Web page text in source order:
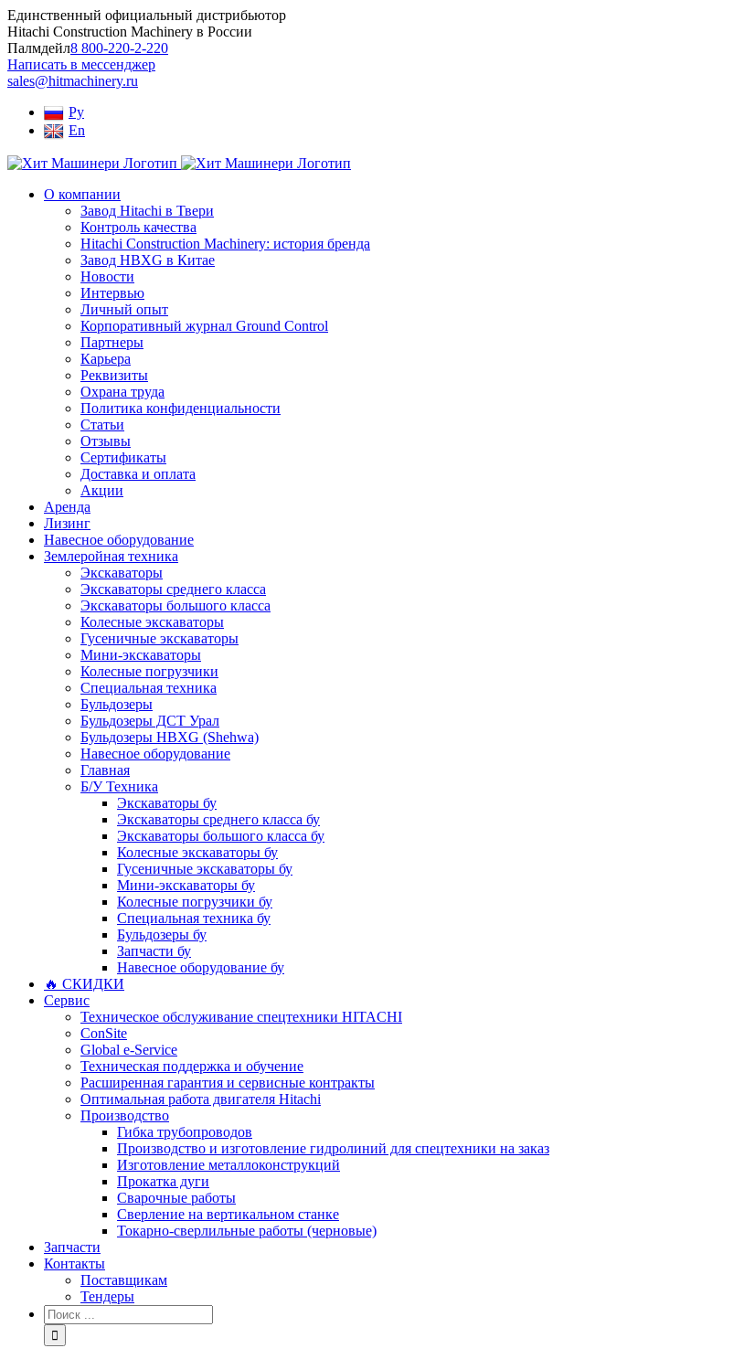
Skip
to
content
Единственный официальный дистрибьютор
Hitachi Construction Machinery в России
Палмдейл8 800-220-2-220
Написать в мессенджер
sales@hitmachinery.ru
Ру
En
О компании
Завод Hitachi в Твери
Контроль качества
Hitachi Construction Machinery: история бренда
Завод HBXG в Китае
Новости
Интервью
Личный опыт
Корпоративный журнал Ground Control
Партнеры
Карьера
Реквизиты
Охрана труда
Политика конфиденциальности
Статьи
Отзывы
Сертификаты
Доставка и оплата
Акции
Аренда
Лизинг
Навесное оборудование
Землеройная техника
Экскаваторы
Экскаваторы среднего класса
Экскаваторы большого класса
Колесные экскаваторы
Гусеничные экскаваторы
Мини-экскаваторы
Колесные погрузчики
Специальная техника
Бульдозеры
Бульдозеры ДСТ Урал
Бульдозеры HBXG (Shehwa)
Навесное оборудование
Главная
Б/У Техника
Экскаваторы бу
Экскаваторы среднего класса бу
Экскаваторы большого класса бу
Колесные экскаваторы бу
Гусеничные экскаваторы бу
Мини-экскаваторы бу
Колесные погрузчики бу
Специальная техника бу
Бульдозеры бу
Запчасти бу
Навесное оборудование бу
🔥 СКИДКИ
Сервис
Техническое обслуживание спецтехники HITACHI
ConSite
Global e-Service
Техническая поддержка и обучение
Расширенная гарантия и сервисные контракты
Оптимальная работа двигателя Hitachi
Производство
Гибка трубопроводов
Производство и изготовление гидролиний для спецтехники на заказ
Изготовление металлоконструкций
Прокатка дуги
Сварочные работы
Сверление на вертикальном станке
Токарно-сверлильные работы (черновые)
Запчасти
Контакты
Поставщикам
Тендеры
Результат
поиска: